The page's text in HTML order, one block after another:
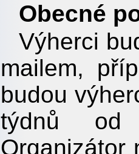
Obecné
Výherci
mailem,
budou
týdnů od
Organizátor